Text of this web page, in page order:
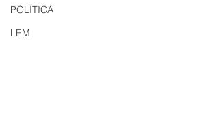
POLÍTICA
LEM